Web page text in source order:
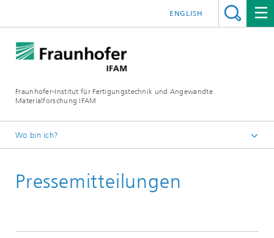
Fraunhofer-Institut für Fertigungstechnik und Angewandte
Materialforschung IFAM
ENGLISH
Wo bin ich?
Pressemitteilungen